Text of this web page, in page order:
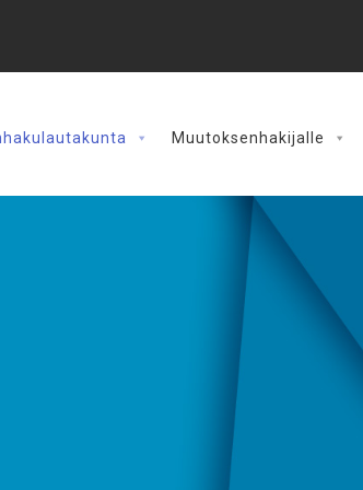
Muutoksenhakijalle